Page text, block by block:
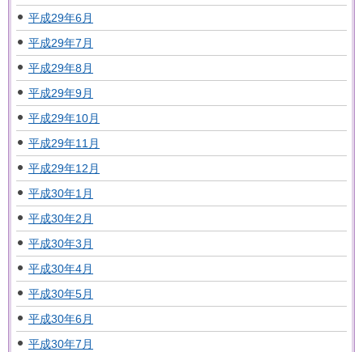
平成29年6月
平成29年7月
平成29年8月
平成29年9月
平成29年10月
平成29年11月
平成29年12月
平成30年1月
平成30年2月
平成30年3月
平成30年4月
平成30年5月
平成30年6月
平成30年7月